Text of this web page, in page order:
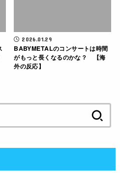
2026.01.29
BABYMETALのコンサートは時間
がもっと長くなるのかな？ 【海
外の反応】
索: